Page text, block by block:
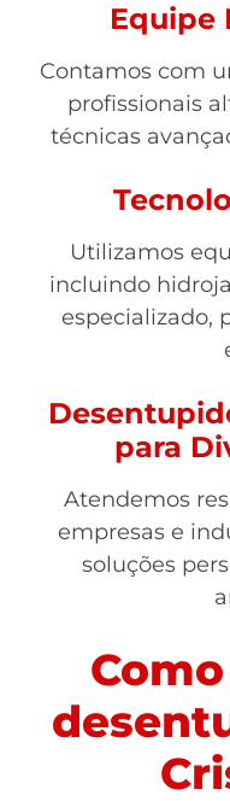
Equipe
Contamos com
profissionais
técnicas
Utilizamos
incluindo
especializado,
para
Atendemos
empresas e
soluções